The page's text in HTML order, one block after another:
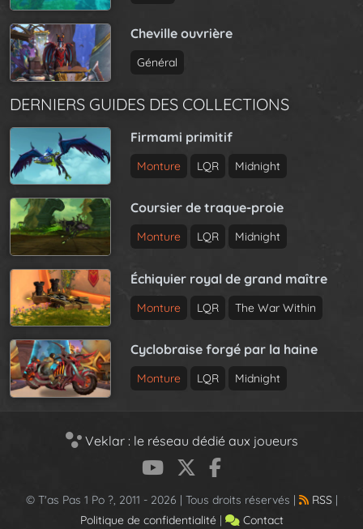
Cheville ouvrière
Général
DERNIERS GUIDES DES COLLECTIONS
Firmami primitif
Monture LQR Midnight
Coursier de traque-proie
Monture LQR Midnight
Échiquier royal de grand maître
Monture LQR The War Within
Cyclobraise forgé par la haine
Monture LQR Midnight
Veklar : le réseau dédié aux joueurs
© T'as Pas 1 Po ?, 2011 - 2026 | Tous droits réservés | RSS|
Politique de confidentialité|
Contact